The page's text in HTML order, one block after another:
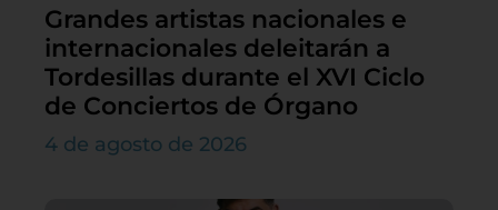
Grandes artistas nacionales e
internacionales deleitarán a
Tordesillas durante el XVI Ciclo
de Conciertos de Órgano
4 de agosto de 2026